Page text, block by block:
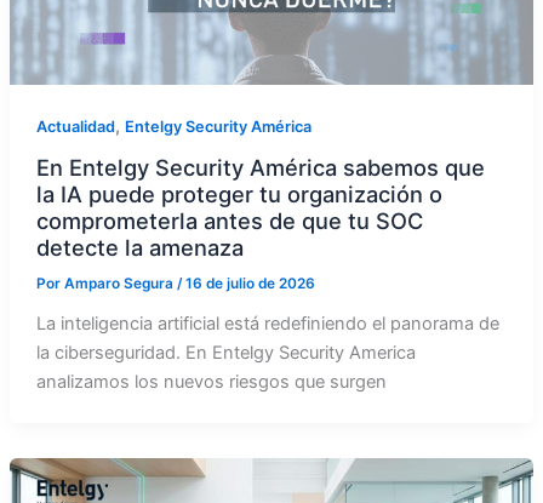
Actualidad, Entelgy Security América
En Entelgy Security América sabemos que
la IA puede proteger tu organización o
comprometerla antes de que tu SOC
detecte la amenaza
Por Amparo Segura /16 de julio de 2026
La inteligencia artificial está redefiniendo el panorama de
la ciberseguridad. En Entelgy Security America
analizamos los nuevos riesgos que surgen